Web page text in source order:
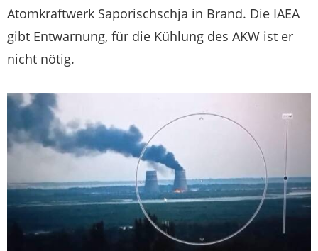
Atomkraftwerk Saporischschja in Brand. Die IAEA
gibt Entwarnung, für die Kühlung des AKW ist er
nicht nötig.